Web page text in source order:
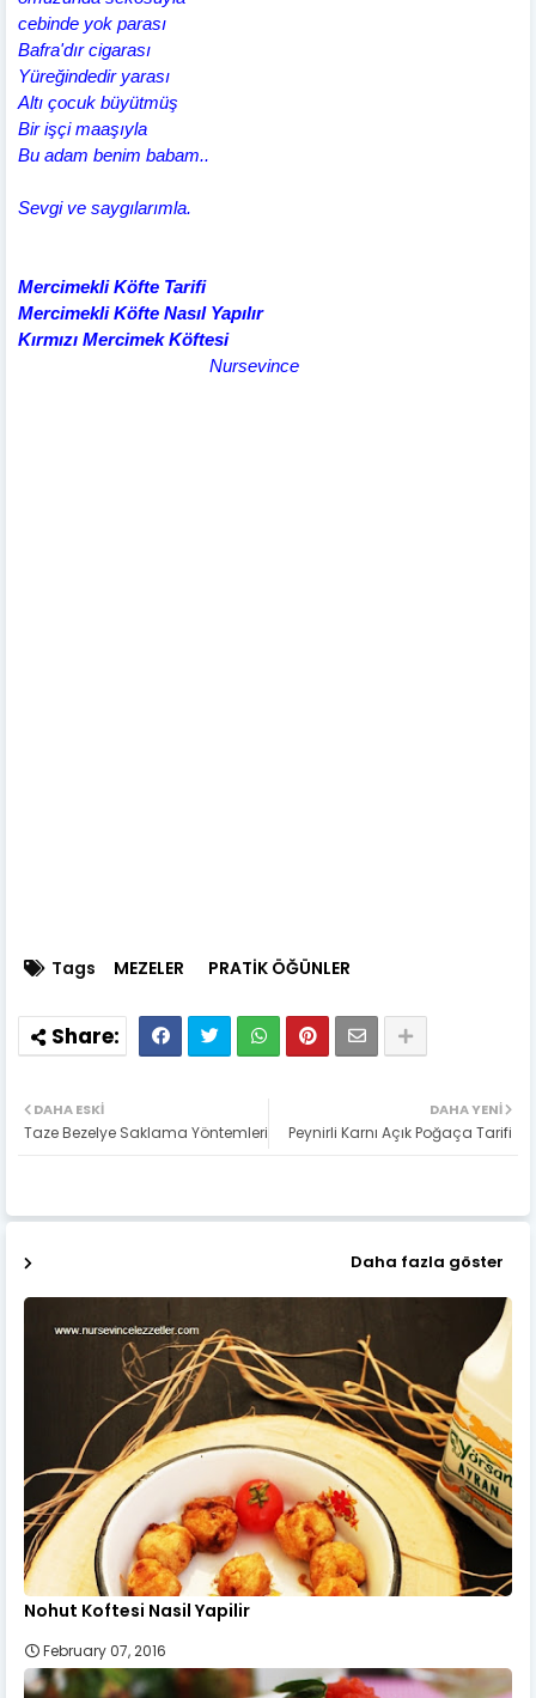
cebinde yok parası
Bafra'dır cigarası
Yüreğindedir yarası
Altı çocuk büyütmüş
Bir işçi maaşıyla
Bu adam benim babam..
Sevgi ve saygılarımla.
Mercimekli Köfte Tarifi
Mercimekli Köfte Nasıl Yapılır
Kırmızı Mercimek Köftesi
Nursevince
Tags MEZELER PRATİK ÖĞÜNLER
DAHA YENI
Peynirli Karnı Açık Poğaça Tarifi
DAHA ESKI
Taze Bezelye Saklama Yöntemleri
Daha fazla göster
Nohut Koftesi Nasil Yapilir
February 07, 2016